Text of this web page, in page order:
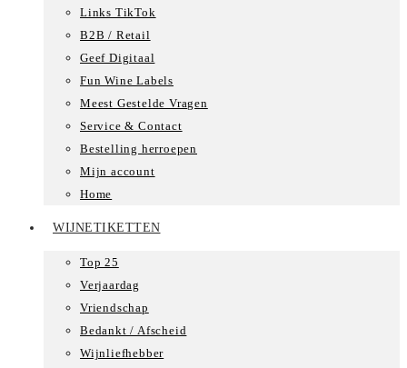
Links TikTok
B2B / Retail
Geef Digitaal
Fun Wine Labels
Meest Gestelde Vragen
Service & Contact
Bestelling herroepen
Mijn account
Home
WIJNETIKETTEN
Top 25
Verjaardag
Vriendschap
Bedankt / Afscheid
Wijnliefhebber